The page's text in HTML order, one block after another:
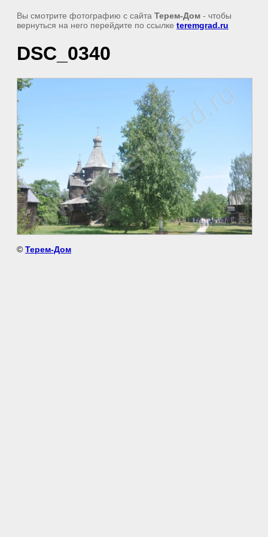
Вы смотрите фотографию с сайта Терем-Дом - чтобы
вернуться на него перейдите по ссылке teremgrad.ru
DSC_0340
© Терем-Дом